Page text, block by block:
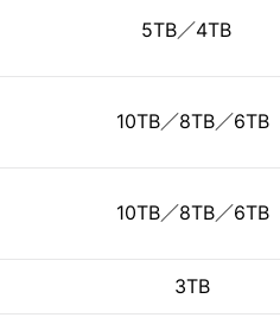
5TB／4TB
10TB／8TB／6TB
10TB／8TB／6TB
3TB